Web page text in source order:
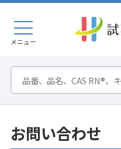
メニュー
お問い合わせ